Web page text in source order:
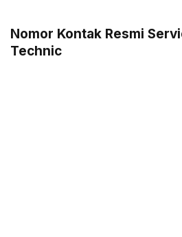
Nomor Kontak Resmi
Technic